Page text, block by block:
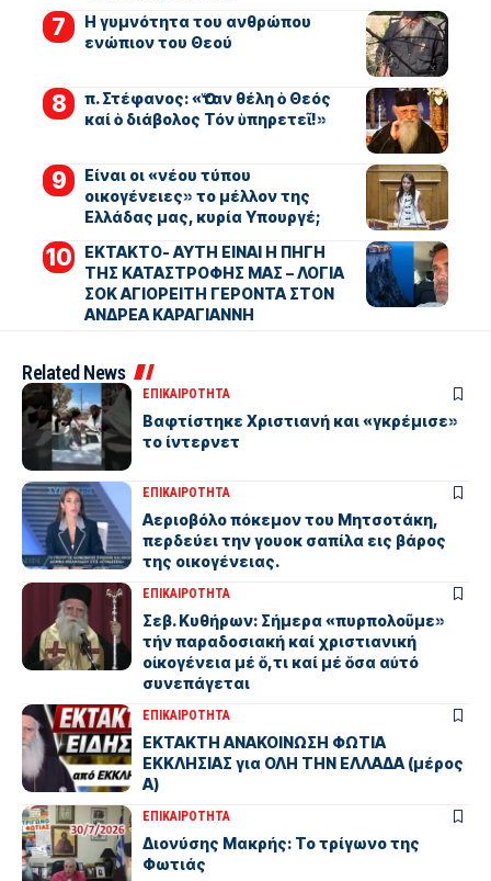
Η γυμνότητα του ανθρώπου
ενώπιον του Θεού
π. Στέφανος: «Ὅταν θέλη ὁ Θεός
καί ὁ διάβολος Τόν ὑπηρετεῖ!»
Είναι οι «νέου τύπου
οικογένειες» το μέλλον της
Ελλάδας μας, κυρία Υπουργέ;
ΕΚΤΑΚΤΟ- ΑΥΤΗ ΕΙΝΑΙ Η ΠΗΓΗ
ΤΗΣ ΚΑΤΑΣΤΡΟΦΗΣ ΜΑΣ – ΛΟΓΙΑ
ΣΟΚ ΑΓΙΟΡΕΙΤΗ ΓΕΡΟΝΤΑ ΣΤΟΝ
ΑΝΔΡΕΑ ΚΑΡΑΓΙΑΝΝΗ
Related News
ΕΠΙΚΑΙΡΟΤΗΤΑ
Βαφτίστηκε Χριστιανή και «γκρέμισε»
το ίντερνετ
ΕΠΙΚΑΙΡΟΤΗΤΑ
Αεριοβόλο πόκεμον του Μητσοτάκη,
περδεύει την γουοκ σαπίλα εις βάρος
της οικογένειας.
ΕΠΙΚΑΙΡΟΤΗΤΑ
Σεβ. Κυθήρων: Σήμερα «πυρπολοῦμε»
τήν παραδοσιακή καί χριστιανική
οἰκογένεια μέ ὅ,τι καί μέ ὅσα αὐτό
συνεπάγεται
ΕΠΙΚΑΙΡΟΤΗΤΑ
ΕΚΤΑΚΤΗ ΑΝΑΚΟΙΝΩΣΗ ΦΩΤΙΑ
ΕΚΚΛΗΣΙΑΣ για ΟΛΗ ΤΗΝ ΕΛΛΑΔΑ (μέρος
Α)
ΕΠΙΚΑΙΡΟΤΗΤΑ
Διονύσης Μακρής: Το τρίγωνο της
Φωτιάς